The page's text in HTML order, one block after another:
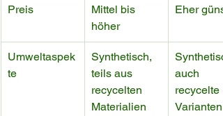
Preis
Mittel bis
höher
Eher
Umweltaspek
te
Synthetisch,
teils aus
recycelten
Materialien
auch
recycelte
Varianten